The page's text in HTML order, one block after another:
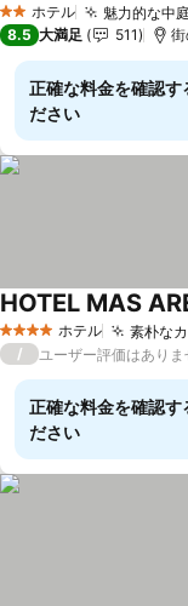
2 ホテルのランク
ホテル 魅力的な中
8.5 大満足 511
正確な料金を確認す
ださい
4 ホテルのランク
ホテル 素朴な
HOTEL MAS
/ ユーザー評価はありま
正確な料金を確認す
ださい